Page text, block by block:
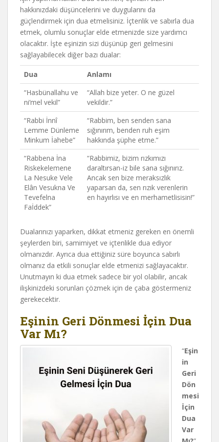
hakkınızdaki düşüncelerini ve duygularını da
güçlendirmek için dua etmelisiniz. İçtenlik ve sabırla dua
etmek, olumlu sonuçlar elde etmenizde size yardımcı
olacaktır. İşte eşinizin sizi düşünüp geri gelmesini
sağlayabilecek diğer bazı dualar:
Dua
Anlamı
“Hasbünallahu ve
ni’mel vekil”
“Allah bize yeter. O ne güzel
vekildir.”
“Rabbi İnnî
Lemme Dünleme
Minkum İahebe”
“Rabbim, ben senden sana
sığınırım, benden ruh eşim
hakkında şüphe etme.”
“Rabbena İna
Riskekelemene
La Nesuke Vele
Elân Vesukna Ve
Tevefelna
Faİddek”
“Rabbimiz, bizim rızkımızı
daraltırsan-iz bile sana sığınırız.
Ancak sen bize meraksızlık
yaparsan da, sen rızık verenlerin
en hayırlısı ve en merhametlisisin!”
Dualarınızı yaparken, dikkat etmeniz gereken en önemli
şeylerden biri, samimiyet ve içtenlikle dua ediyor
olmanızdır. Ayrıca dua ettiğiniz süre boyunca sabırlı
olmanız da etkili sonuçlar elde etmenizi sağlayacaktır.
Unutmayın ki dua etmek sadece bir yol olabilir, ancak
ilişkinizdeki sorunları çözmek için de çaba göstermeniz
gerekecektir.
Eşinin Geri Dönmesi İçin Dua
Var Mı?
“Eşin
in
Geri
Dön
mesi
İçin
Dua
Var